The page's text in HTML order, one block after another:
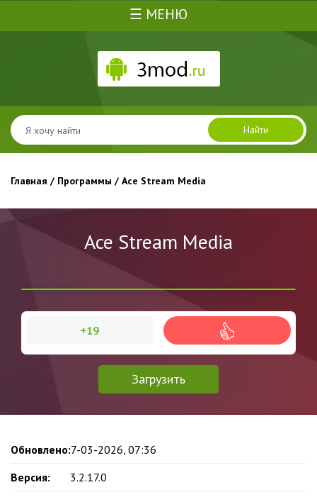
☰ МЕНЮ
Найти
Главная / Программы / Ace Stream Media
Ace Stream Media
Загрузить
+19
Обновлено:7-03-2026, 07:36
Версия:
3.2.17.0